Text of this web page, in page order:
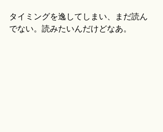
タイミングを逸してしまい、まだ読ん
でない。読みたいんだけどなあ。